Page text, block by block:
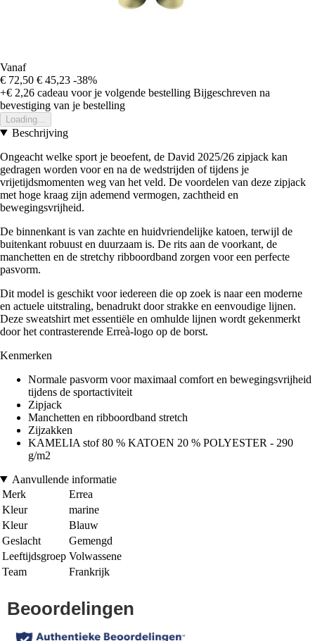
Vanaf
€ 72,50 € 45,23 -38%
+€ 2,26 cadeau voor je volgende bestelling Bijgeschreven na
bevestiging van je bestelling
Loading...
Beschrijving
Ongeacht welke sport je beoefent, de David 2025/26 zipjack kan
gedragen worden voor en na de wedstrijden of tijdens je
vrijetijdsmomenten weg van het veld. De voordelen van deze zipjack
met hoge kraag zijn ademend vermogen, zachtheid en
bewegingsvrijheid.
De binnenkant is van zachte en huidvriendelijke katoen, terwijl de
buitenkant robuust en duurzaam is. De rits aan de voorkant, de
manchetten en de stretchy ribboordband zorgen voor een perfecte
pasvorm.
Dit model is geschikt voor iedereen die op zoek is naar een moderne
en actuele uitstraling, benadrukt door strakke en eenvoudige lijnen.
Deze sweatshirt met essentiële en omhulde lijnen wordt gekenmerkt
door het contrasterende Erreà-logo op de borst.
Kenmerken
Normale pasvorm voor maximaal comfort en bewegingsvrijheid
tijdens de sportactiviteit
Zipjack
Manchetten en ribboordband stretch
Zijzakken
KAMELIA stof 80 % KATOEN 20 % POLYESTER - 290
g/m2
Aanvullende informatie
Merk
Errea
Kleur
marine
Kleur
Blauw
Geslacht
Gemengd
Leeftijdsgroep Volwassene
Team
Frankrijk